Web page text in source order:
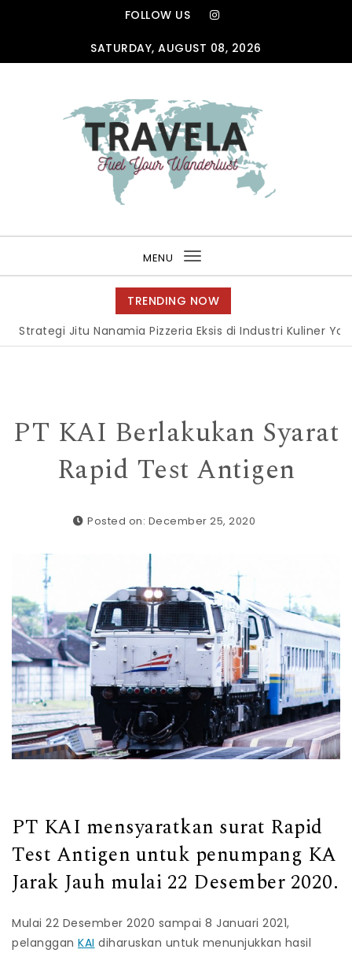
FOLLOW US
SATURDAY, AUGUST 08, 2026
MENU
Toggle
navigation
TRENDING NOW
Jitu Nanamia Pizzeria Eksis di Industri Kuliner
PT KAI Berlakukan Syarat
Rapid Test Antigen
Posted on: December 25, 2020
PT KAI mensyaratkan surat Rapid
Test Antigen untuk penumpang KA
Jarak Jauh mulai 22 Desember 2020.
Mulai 22 Desember 2020 sampai 8 Januari 2021,
pelanggan KAI diharuskan untuk menunjukkan hasil